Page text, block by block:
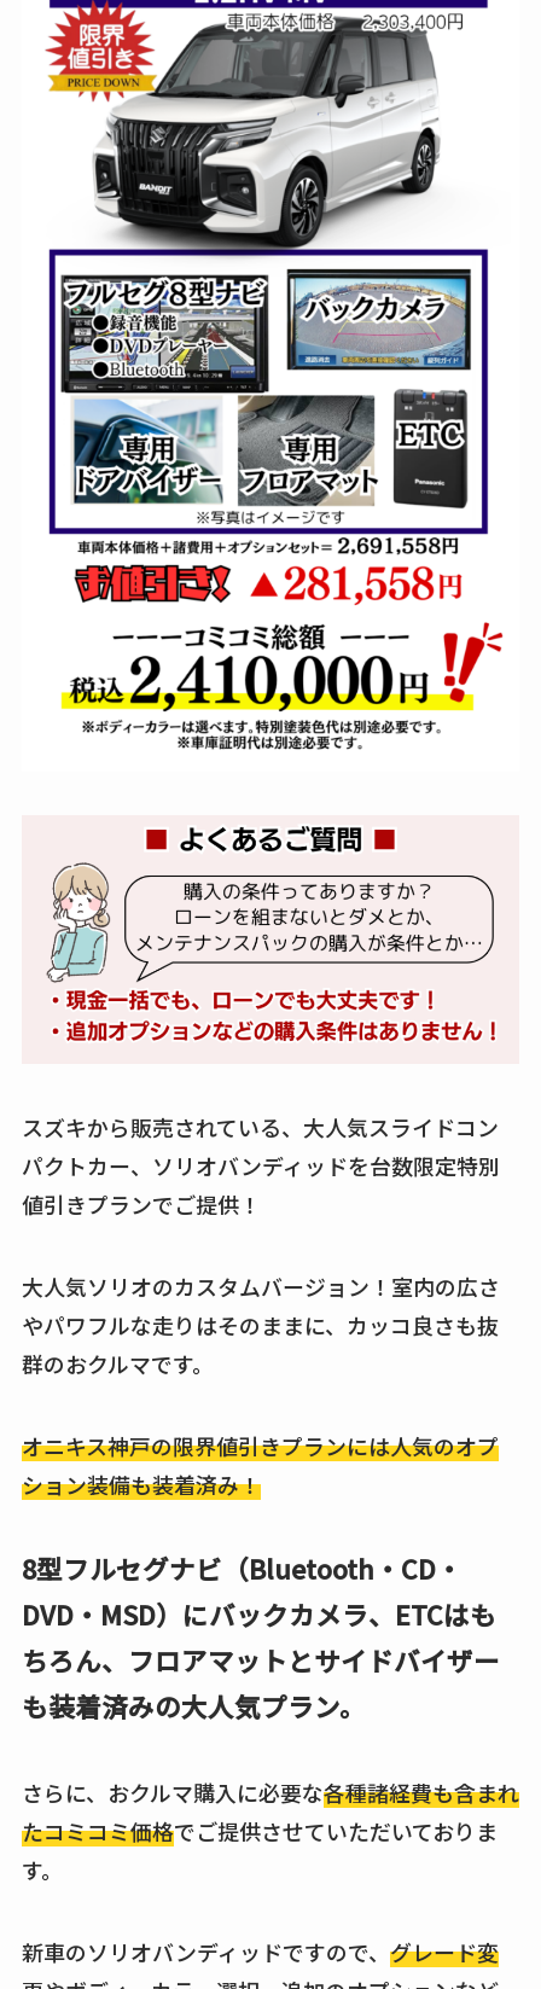
スズキから販売されている、大人気スライドコン
パクトカー、ソリオバンディッドを台数限定特別
値引きプランでご提供！
大人気ソリオのカスタムバージョン！室内の広さ
やパワフルな走りはそのままに、カッコ良さも抜
群のおクルマです。
オニキス神戸の限界値引きプランには人気のオプ
ション装備も装着済み！
8型フルセグナビ（Bluetooth・CD・
DVD・MSD）にバックカメラ、ETCはも
ちろん、フロアマットとサイドバイザー
も装着済みの大人気プラン。
さらに、おクルマ購入に必要な各種諸経費も含まれ
たコミコミ価格でご提供させていただいておりま
す。
新車のソリオバンディッドですので、 グレード変